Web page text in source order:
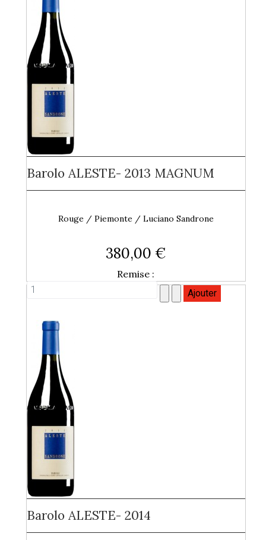
Barolo ALESTE- 2013 MAGNUM
Rouge / Piemonte / Luciano Sandrone
380,00 €
Remise :
Barolo ALESTE- 2014